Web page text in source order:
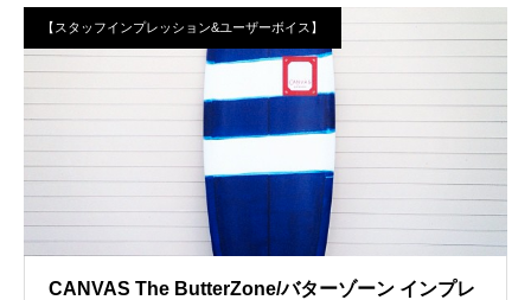
【スタッフインプレッション&ユーザーボイス】
CANVAS The ButterZone/バターゾーン インプレ